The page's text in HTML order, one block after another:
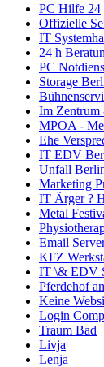
PC Hilfe 24
Offizielle
IT
24 h
PC
Storage
Im Zentrum
MPOA -
Ehe
IT EDV
Unfall
Marketing
IT Ärger ?
Metal
Email
KFZ
IT \& EDV
Pferdehof
Keine
Login
Traum Bad
Livja
Lenja